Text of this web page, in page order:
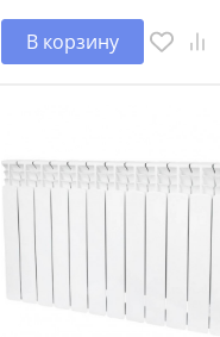
В корзину